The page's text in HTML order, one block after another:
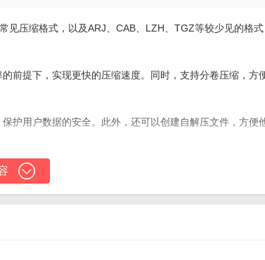
见压缩格式，以及ARJ、CAB、LZH、TGZ等较少见的格式
前提下，实现更快的压缩速度。同时，支持分卷压缩，方
护用户数据的安全。此外，还可以创建自解压文件，方便
同时，提供资料恢复功能，帮助用户找回误删或丢失的文件
简便易懂。同时，软件还提供多种压缩参数配置选项，供